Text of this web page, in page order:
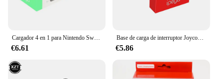
€6.61
Base de carga de interruptor Joycon, soporte de cargador, 4 asas Joycon para carga
€5.86